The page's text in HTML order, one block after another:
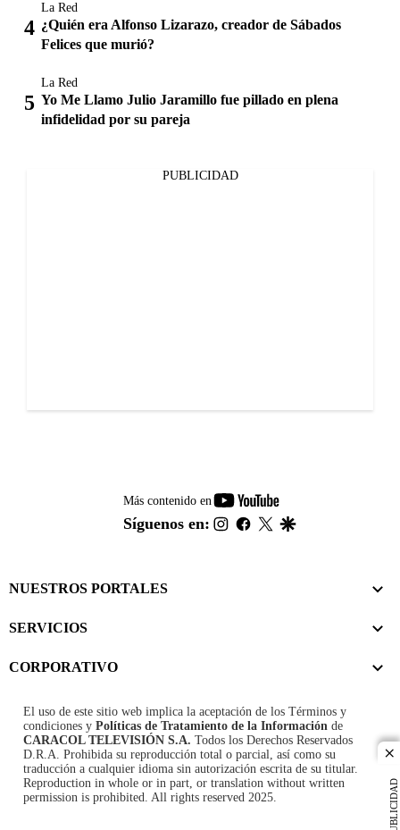
PUBLICIDAD
La Red
¿Quién era Alfonso Lizarazo, creador de Sábados
Felices que murió?
La Red
Yo Me Llamo Julio Jaramillo fue pillado en plena
infidelidad por su pareja
PUBLICIDAD
Más contenido en
youtube-
footer
Síguenos en: instagram
facebook
twitter
NUESTROS PORTALES
SERVICIOS
CORPORATIVO
El uso de este sitio web implica la aceptación de los Términos y
condiciones y Políticas de Tratamiento de la Información de
CARACOL TELEVISIÓN S.A. Todos los Derechos Reservados
D.R.A. Prohibida su reproducción total o parcial, así como su
traducción a cualquier idioma sin autorización escrita de su titular.
Reproduction in whole or in part, or translation without written
permission is prohibited. All rights reserved 2025.